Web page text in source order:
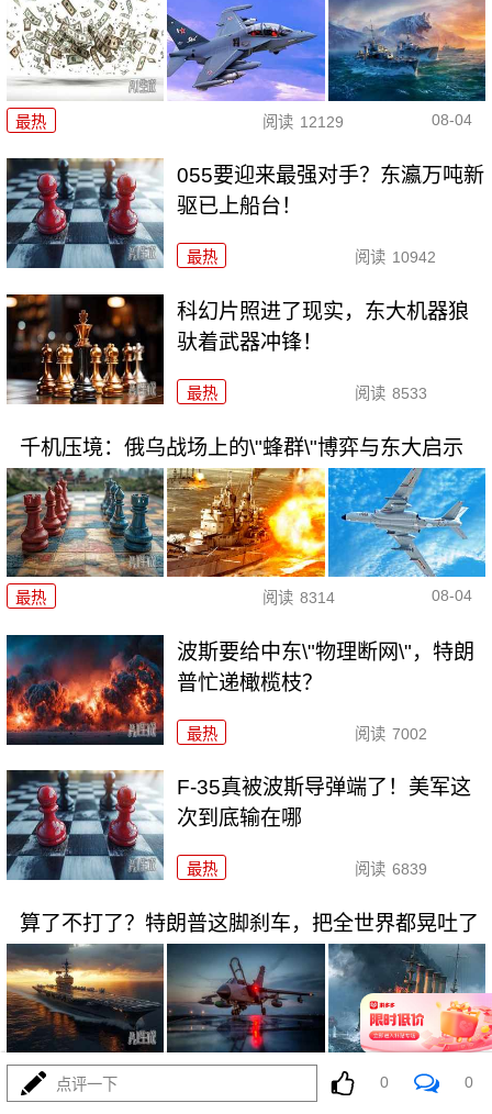
最热 阅读 12129 08-04
055要迎来最强对手？东瀛万吨新
驱已上船台！
最热 阅读 10942
科幻片照进了现实，东大机器狼
驮着武器冲锋！
最热 阅读 8533
千机压境：俄乌战场上的\"蜂群\"博弈与东大启示
最热 阅读 8314 08-04
波斯要给中东\"物理断网\"，特朗
普忙递橄榄枝？
最热 阅读 7002
F-35真被波斯导弹端了！美军这
次到底输在哪
最热 阅读 6839
算了不打了？特朗普这脚刹车，把全世界都晃吐了
最热 15512
点评一下 0 0